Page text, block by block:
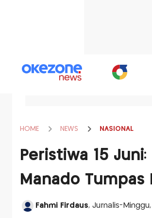
HOME NEWS NASIONAL
Peristiwa 15
Manado Tumpas
Fahmi Firdaus, Jurnalis-